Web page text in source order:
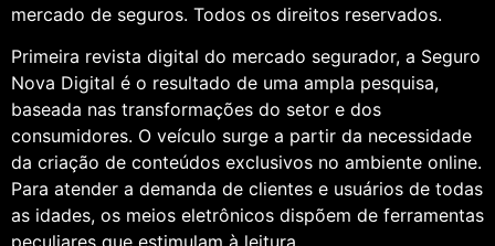
mercado de seguros. Todos os direitos reservados.
Primeira revista digital do mercado segurador, a Seguro
Nova Digital é o resultado de uma ampla pesquisa,
baseada nas transformações do setor e dos
consumidores. O veículo surge a partir da necessidade
da criação de conteúdos exclusivos no ambiente online.
Para atender a demanda de clientes e usuários de todas
as idades, os meios eletrônicos dispõem de ferramentas